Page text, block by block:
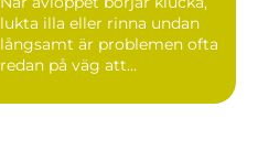
lukta illa eller rinna undan
långsamt är problemen ofta
redan på väg att...